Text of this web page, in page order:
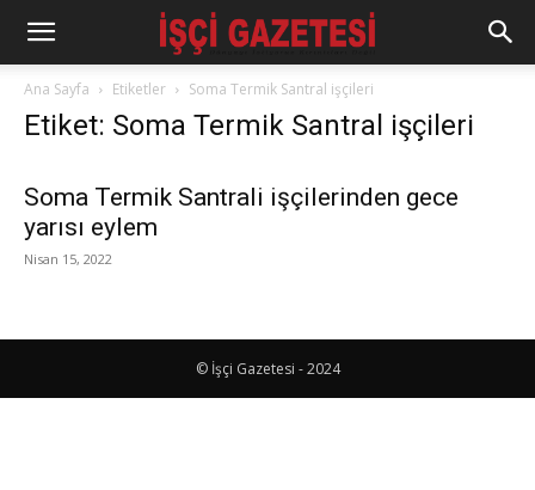
Ana Sayfa Etiketler Soma Termik Santral işçileri
Etiket: Soma Termik Santral işçileri
Soma Termik Santrali işçilerinden gece
yarısı eylem
Nisan 15, 2022
© İşçi Gazetesi - 2024